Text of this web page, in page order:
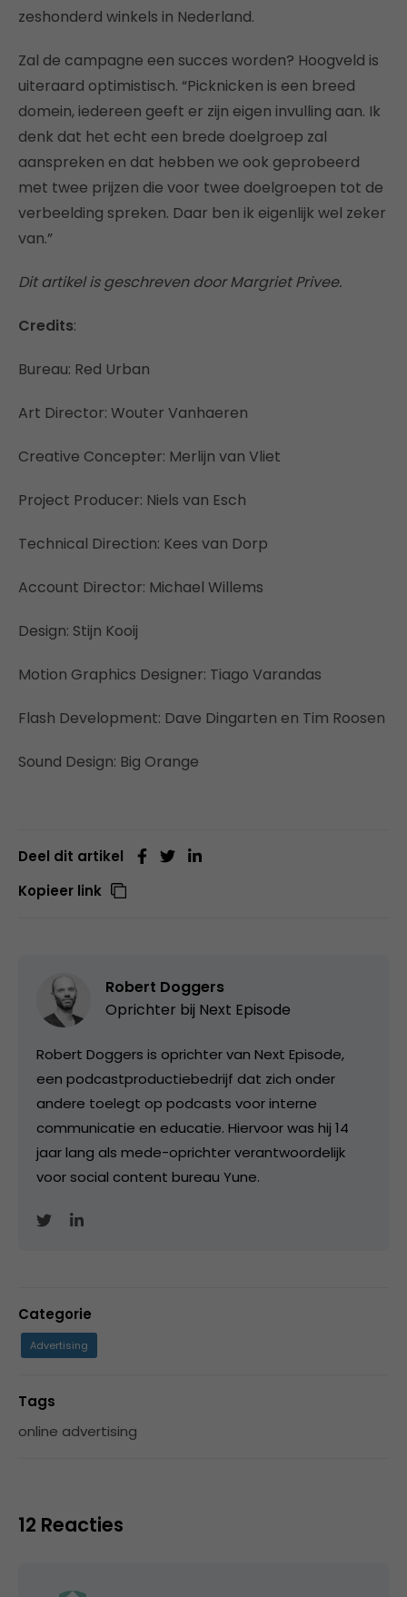
zeshonderd winkels in Nederland.
Zal de campagne een succes worden? Hoogveld is
uiteraard optimistisch. “Picknicken is een breed
domein, iedereen geeft er zijn eigen invulling aan. Ik
denk dat het echt een brede doelgroep zal
aanspreken en dat hebben we ook geprobeerd
met twee prijzen die voor twee doelgroepen tot de
verbeelding spreken. Daar ben ik eigenlijk wel zeker
van.”
Dit artikel is geschreven door Margriet Privee.
Credits:
Bureau: Red Urban
Art Director: Wouter Vanhaeren
Creative Concepter: Merlijn van Vliet
Project Producer: Niels van Esch
Technical Direction: Kees van Dorp
Account Director: Michael Willems
Design: Stijn Kooij
Motion Graphics Designer: Tiago Varandas
Flash Development: Dave Dingarten en Tim Roosen
Sound Design: Big Orange
Deel dit artikel
Kopieer link
Robert Doggers
Oprichter bij Next Episode
Robert Doggers is oprichter van Next Episode,
een podcastproductiebedrijf dat zich onder
andere toelegt op podcasts voor interne
communicatie en educatie. Hiervoor was hij 14
jaar lang als mede-oprichter verantwoordelijk
voor social content bureau Yune.
Categorie
Advertising
Tags
online advertising
12 Reacties